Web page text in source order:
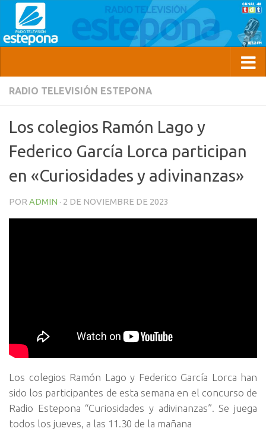
RADIO TELEVISIÓN ESTEPONA
Los colegios Ramón Lago y
Federico García Lorca participan
en «Curiosidades y adivinanzas»
POR ADMIN · 2 DE NOVIEMBRE DE 2023
Los colegios Ramón Lago y Federico García Lorca han
sido los participantes de esta semana en el concurso de
Radio Estepona “Curiosidades y adivinanzas”. Se juega
todos los jueves, a las 11.30 de la mañana